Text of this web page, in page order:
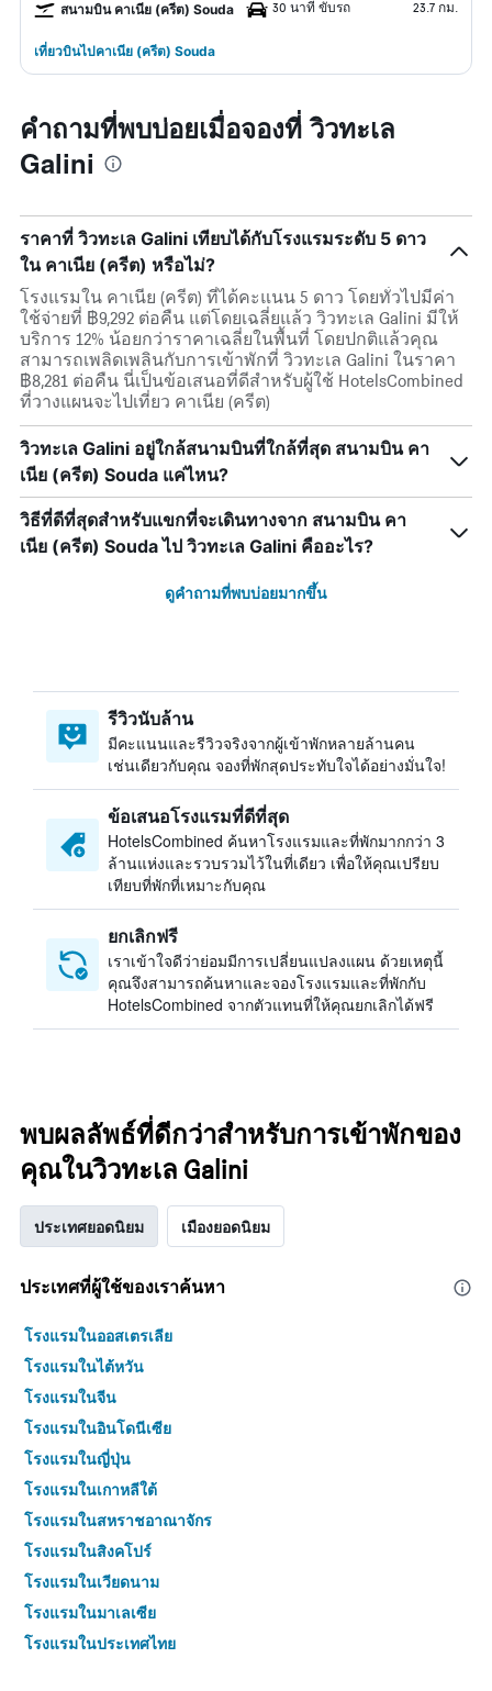
สนามบิน คาเนีย (ครีต) Souda 30 นาที ขับรถ 23.7 กม.
เที่ยวบินไปคาเนีย (ครีต) Souda
คำถามที่พบบ่อยเมื่อจองที่ วิวทะเล
Galini
ราคาที่ วิวทะเล Galini เทียบได้กับโรงแรมระดับ 5 ดาว
ใน คาเนีย (ครีต) หรือไม่?
โรงแรมใน คาเนีย (ครีต) ที่ได้คะแนน 5 ดาว โดยทั่วไปมีค่า
ใช้จ่ายที่ ฿9,292 ต่อคืน แต่โดยเฉลี่ยแล้ว วิวทะเล Galini มีให้
บริการ 12% น้อยกว่าราคาเฉลี่ยในพื้นที่ โดยปกติแล้วคุณ
สามารถเพลิดเพลินกับการเข้าพักที่ วิวทะเล Galini ในราคา
฿8,281 ต่อคืน นี่เป็นข้อเสนอที่ดีสำหรับผู้ใช้ HotelsCombined
ที่วางแผนจะไปเที่ยว คาเนีย (ครีต)
วิวทะเล Galini อยู่ใกล้สนามบินที่ใกล้ที่สุด สนามบิน คา
เนีย (ครีต) Souda แค่ไหน?
วิธีที่ดีที่สุดสำหรับแขกที่จะเดินทางจาก สนามบิน คา
เนีย (ครีต) Souda ไป วิวทะเล Galini คืออะไร?
ดูคำถามที่พบบ่อยมากขึ้น
รีวิวนับล้าน
มีคะแนนและรีวิวจริงจากผู้เข้าพักหลายล้านคน
เช่นเดียวกับคุณ จองที่พักสุดประทับใจได้อย่างมั่นใจ!
ข้อเสนอโรงแรมที่ดีที่สุด
HotelsCombined ค้นหาโรงแรมและที่พักมากกว่า 3
ล้านแห่งและรวบรวมไว้ในที่เดียว เพื่อให้คุณเปรียบ
เทียบที่พักที่เหมาะกับคุณ
ยกเลิกฟรี
เราเข้าใจดีว่าย่อมมีการเปลี่ยนแปลงแผน ด้วยเหตุนี้
คุณจึงสามารถค้นหาและจองโรงแรมและที่พักกับ
HotelsCombined จากตัวแทนที่ให้คุณยกเลิกได้ฟรี
พบผลลัพธ์ที่ดีกว่าสำหรับการเข้าพักของ
คุณในวิวทะเล Galini
ประเทศยอดนิยม เมืองยอดนิยม
ประเทศที่ผู้ใช้ของเราค้นหา
โรงแรมในออสเตรเลีย
โรงแรมในไต้หวัน
โรงแรมในจีน
โรงแรมในอินโดนีเซีย
โรงแรมในญี่ปุ่น
โรงแรมในเกาหลีใต้
โรงแรมในสหราชอาณาจักร
โรงแรมในสิงคโปร์
โรงแรมในเวียดนาม
โรงแรมในมาเลเซีย
โรงแรมในประเทศไทย